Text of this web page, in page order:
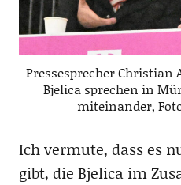
Pressesprecher
Bjelica sprechen in
miteinander,
Ich vermute, dass es
gibt, die Bjelica im